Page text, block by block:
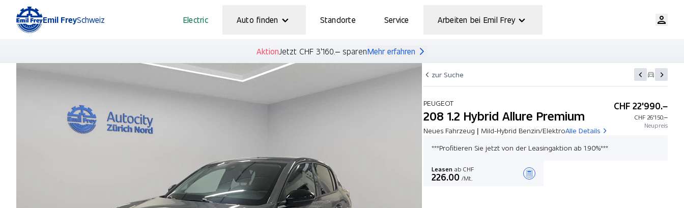
Emil FreySchweiz Electric Auto finden Standorte Service Arbeiten bei Emil Frey
AktionJetzt CHF 3'160.– sparenMehr erfahren
zur Suche
PEUGEOT
208 1.2 Hybrid Allure Premium
Neues Fahrzeug | Mild-Hybrid Benzin/ElektroAlle Details
CHF 22'990.–
CHF 26'150.–
Neupreis
***Profitieren Sie jetzt von der Leasingaktion ab 1.90%***
Leasen ab CHF
226.00 /Mt.